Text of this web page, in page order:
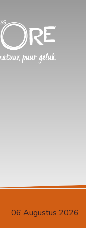
06 Augustus 2026